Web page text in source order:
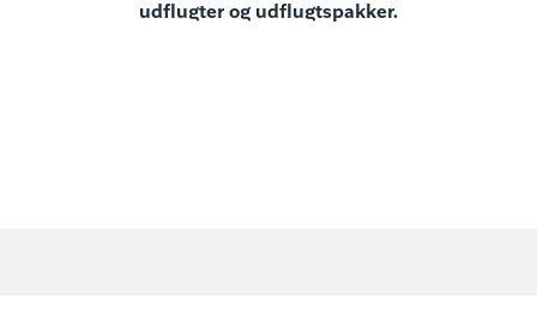
udflugter og udflugtspakker.